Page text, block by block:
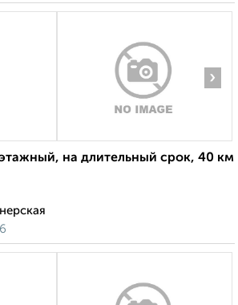
›
на длительный срок, 40 км